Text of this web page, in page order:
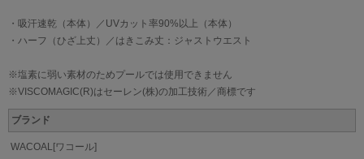
・吸汗速乾（本体）／UVカット率90%以上（本体）
・ハーフ（ひざ上丈）／はきこみ丈：ジャストウエスト
※塩素に弱い素材のためプールでは使用できません
※VISCOMAGIC(R)はセーレン(株)の加工技術／商標です
ブランド
WACOAL[ワコール]